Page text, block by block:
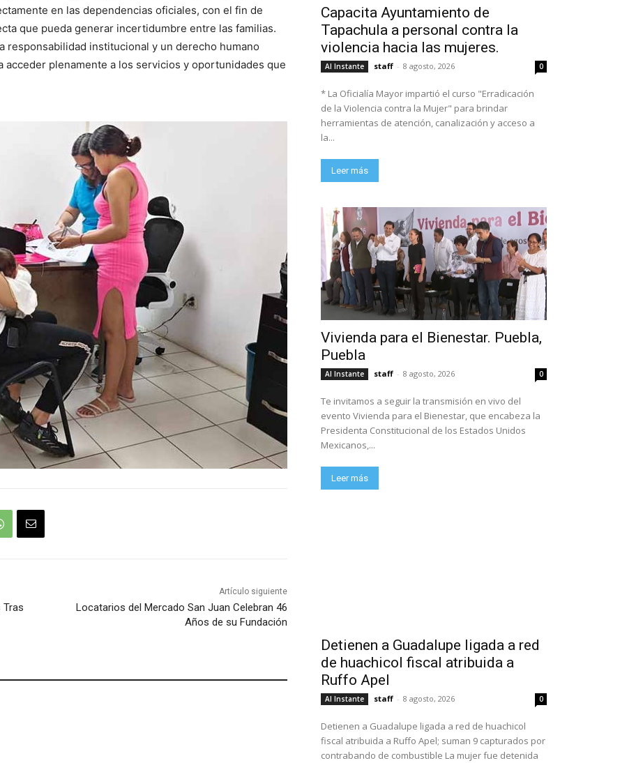
en las dependencias oficiales, con el fin de
que pueda generar incertidumbre entre las familias.
responsabilidad institucional y un derecho humano
acceder plenamente a los servicios y oportunidades que
Tras
Artículo siguiente
Locatarios del Mercado San Juan Celebran 46
Años de su Fundación
Capacita Ayuntamiento de
Tapachula a personal contra la
violencia hacia las mujeres.
Al Instante staff - 8 agosto, 2026 0
* La Oficialía Mayor impartió el curso "Erradicación
de la Violencia contra la Mujer" para brindar
herramientas de atención, canalización y acceso a
la...
Leer más
Vivienda para el Bienestar. Puebla,
Puebla
Al Instante staff - 8 agosto, 2026 0
Te invitamos a seguir la transmisión en vivo del
evento Vivienda para el Bienestar, que encabeza la
Presidenta Constitucional de los Estados Unidos
Mexicanos,...
Leer más
Detienen a Guadalupe ligada a red
de huachicol fiscal atribuida a
Ruffo Apel
Al Instante staff - 8 agosto, 2026 0
Detienen a Guadalupe ligada a red de huachicol
fiscal atribuida a Ruffo Apel; suman 9 capturados por
contrabando de combustible La mujer fue detenida